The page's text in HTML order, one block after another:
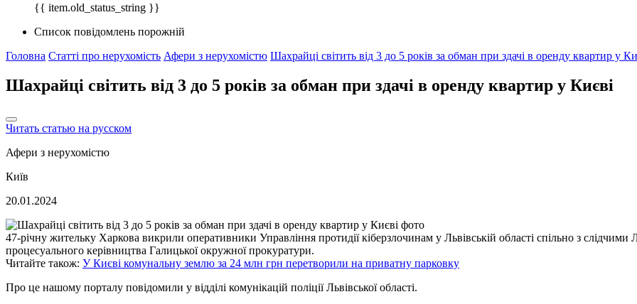
{{ item.old_status_string }}
Список повідомлень порожній
Головна Статті про нерухомість Афери з нерухомістю Шахрайці світить від 3 до 5 років за обман при здачі в оренду квартир у
Шахрайці світить від 3 до 5 років за обман при здачі в оренду квартир у Києві
Читать статью на русском
Афери з нерухомістю
Київ
20.01.2024
47-річну жительку Харкова викрили оперативники Управління протидії кіберзлочинам у Львівській області спільно з слідчими
процесуального керівництва Галицької окружної прокуратури.
Читайте також: У Києві комунальну землю за 24 млн грн перетворили на приватну парковку
Про це нашому порталу повідомили у відділі комунікацій поліції Львівської області.